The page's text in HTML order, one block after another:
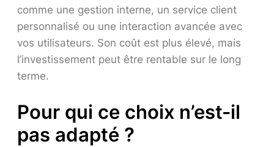
comme une gestion interne, un service client
personnalisé ou une interaction avancée avec
vos utilisateurs. Son coût est plus élevé, mais
l’investissement peut être rentable sur le long
terme.
Pour qui ce choix n’est-il
pas adapté ?